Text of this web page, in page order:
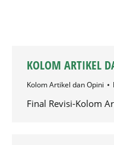
KOLOM ARTIKEL
Kolom Artikel dan Opini
Final Revisi-Kolom